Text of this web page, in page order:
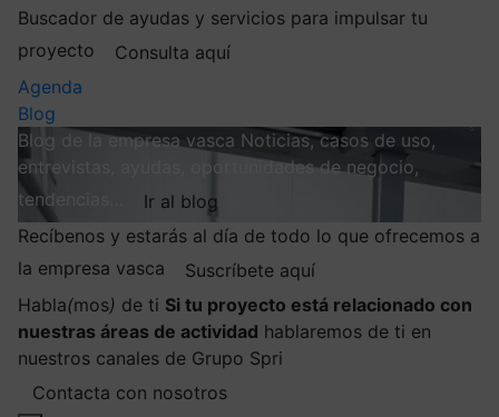
Buscador de ayudas y servicios para impulsar tu
proyecto
Consulta aquí
Agenda
Blog
Blog de la empresa vasca Noticias, casos de uso,
entrevistas, ayudas, oportunidades de negocio,
tendencias…
Ir al blog
Recíbenos y estarás al día de todo lo que ofrecemos a
la empresa vasca
Suscríbete aquí
Habla(mos) de ti Si tu proyecto está relacionado con
nuestras áreas de actividad hablaremos de ti en
nuestros canales de Grupo Spri
Contacta con nosotros